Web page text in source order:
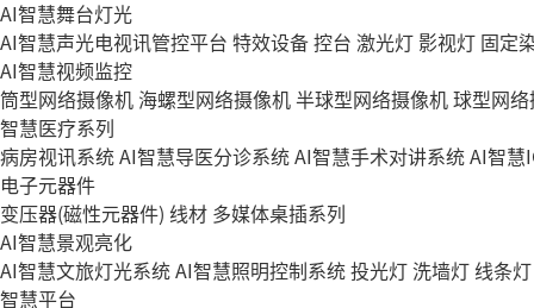
AI智慧舞台灯光
AI智慧声光电视讯管控平台 特效设备控台 激光灯 影视灯 固定
AI智慧视频监控
筒型网络摄像机 海螺型网络摄像机半球型网络摄像机球型网
智慧医疗系列
病房视讯系统AI智慧导医分诊系统AI智慧手术对讲系统AI智慧
电子元器件
变压器(磁性元器件) 线材 多媒体桌插系列
AI智慧景观亮化
AI智慧文旅灯光系统AI智慧照明控制系统投光灯洗墙灯线条灯
智慧平台